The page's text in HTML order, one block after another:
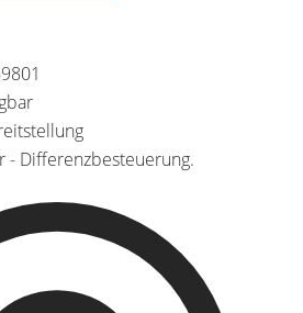
- Differenzbesteuerung.